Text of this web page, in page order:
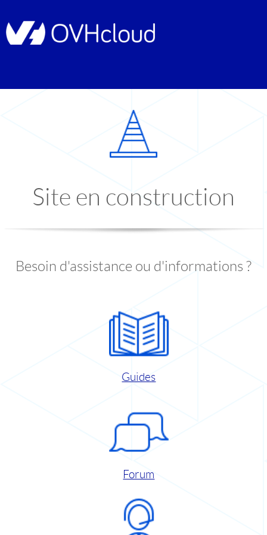
Site en construction
Besoin d'assistance ou d'informations ?
Guides
Forum